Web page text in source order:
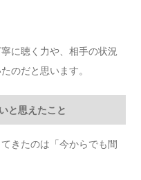
に聴く力や、相手の状況
のだと思います。
と思えたこと
きたのは「今からでも間